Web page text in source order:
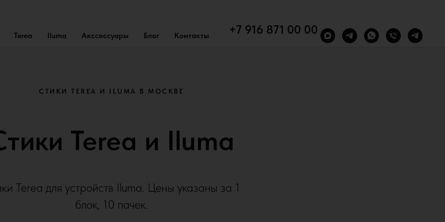
Terea Iluma Акссессуары Блог Контакты +7 916 871 00 00
СТИКИ TEREA И ILUMA В МОСКВЕ
Terea и Iluma
Terea для устройств Iluma. Цены указаны за 1
блок, 10 пачек.